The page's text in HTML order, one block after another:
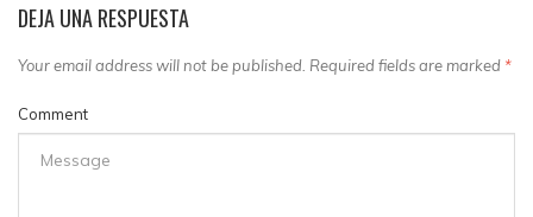
DEJA UNA RESPUESTA
Your email address will not be published. Required fields are marked *
Comment